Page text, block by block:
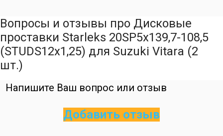
Вопросы и отзывы про Дисковые
проставки Starleks 20SP5х139,7-108,5
(STUDS12х1,25) для Suzuki Vitara (2
шт.)
Напишите Ваш вопрос или отзыв
Добавить отзыв